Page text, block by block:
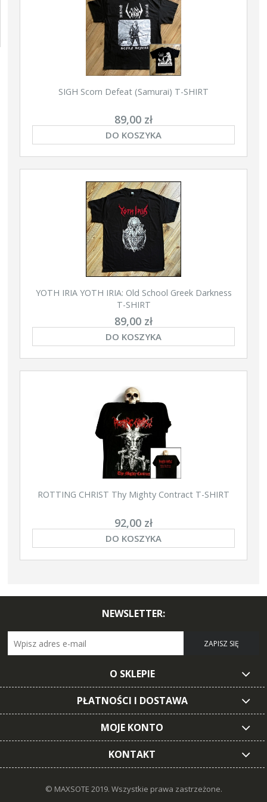
SIGH Scorn Defeat (Samurai) T-SHIRT
89,00 zł
DO KOSZYKA
YOTH IRIA YOTH IRIA: Old School Greek Darkness
T-SHIRT
89,00 zł
DO KOSZYKA
ROTTING CHRIST Thy Mighty Contract T-SHIRT
92,00 zł
DO KOSZYKA
NEWSLETTER:
ZAPISZ SIĘ
O SKLEPIE
PŁATNOŚCI I DOSTAWA
MOJE KONTO
KONTAKT
© MAXSOTE 2019. Wszystkie prawa zastrzeżone.